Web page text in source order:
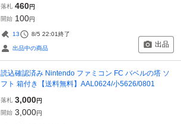
落札 460円
開始 100円
13 8/5 22:01終了
出品中の商品 出品
読込確認済み Nintendo ファミコン FC バベルの塔 ソ
フト 箱付き【送料無料】AAL0624/小5626/0801
落札 3,000円
開始 3,000円